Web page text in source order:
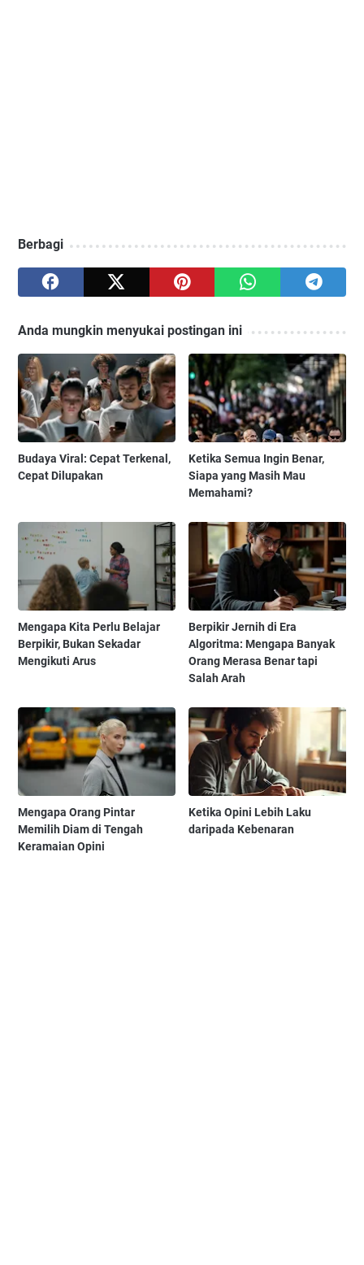
Berbagi
Anda mungkin menyukai postingan ini
Budaya Viral: Cepat Terkenal,
Cepat Dilupakan
Ketika Semua Ingin Benar,
Siapa yang Masih Mau
Memahami?
Mengapa Kita Perlu Belajar
Berpikir, Bukan Sekadar
Mengikuti Arus
Berpikir Jernih di Era
Algoritma: Mengapa Banyak
Orang Merasa Benar tapi
Salah Arah
Mengapa Orang Pintar
Memilih Diam di Tengah
Keramaian Opini
Ketika Opini Lebih Laku
daripada Kebenaran